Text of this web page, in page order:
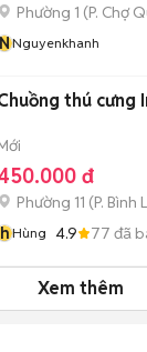
Phường 1 (P. Chợ
NNguyenkhanh
thú cưng
đ
Phường 11 (P. Bình
hHùng 4.9 77 đã
Xem thêm